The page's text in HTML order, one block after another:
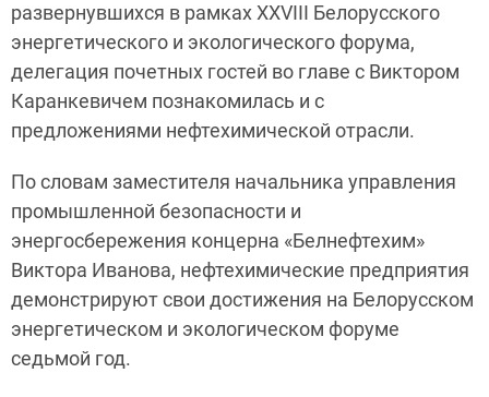
развернувшихся в рамках XXVIII Белорусского
энергетического и экологического форума,
делегация почетных гостей во главе с Виктором
Каранкевичем познакомилась и с
предложениями нефтехимической отрасли.
По словам заместителя начальника управления
промышленной безопасности и
энергосбережения концерна «Белнефтехим»
Виктора Иванова, нефтехимические предприятия
демонстрируют свои достижения на Белорусском
энергетическом и экологическом форуме
седьмой год.